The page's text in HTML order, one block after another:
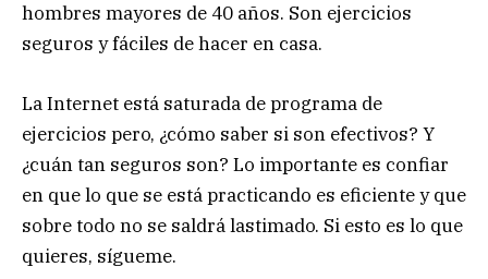
hombres mayores de 40 años. Son ejercicios
seguros y fáciles de hacer en casa.
La Internet está saturada de programa de
ejercicios pero, ¿cómo saber si son efectivos? Y
¿cuán tan seguros son? Lo importante es confiar
en que lo que se está practicando es eficiente y que
sobre todo no se saldrá lastimado. Si esto es lo que
quieres, sígueme.